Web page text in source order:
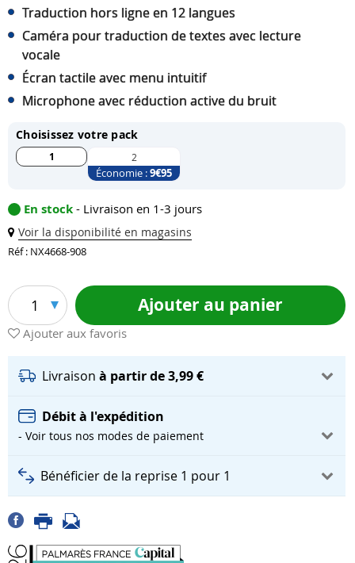
Traduction hors ligne en 12 langues
Caméra pour traduction de textes avec lecture
vocale
Écran tactile avec menu intuitif
Microphone avec réduction active du bruit
Choisissez votre pack
1 2
Économie :9€95
En stock - Livraison en 1-3 jours
Voir la disponibilité en magasins
Réf : NX4668-908
1 Ajouter au panier
Ajouter aux favoris
Livraison à partir de 3,99 €
Débit à l'expédition
- Voir tous nos modes de paiement
Bénéficier de la reprise 1 pour 1